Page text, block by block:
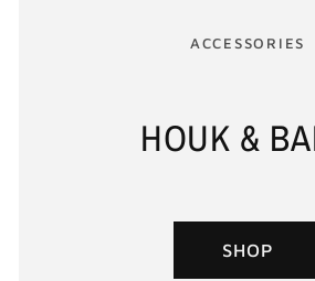
ACCESSORIES
HOUK &
SHOP